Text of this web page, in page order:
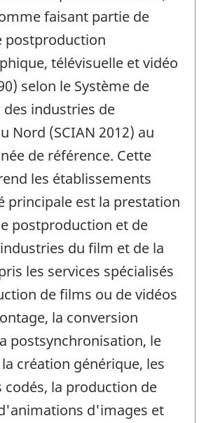
faisant partie de
postproduction
télévisuelle et vidéo
selon le Système de
industries de
Nord (SCIAN 2012) au
de référence. Cette
les établissements
principale est la prestation
postproduction et de
du film et de la
les services spécialisés
de films ou de vidéos
la conversion
postsynchronisation, le
création générique, les
codés, la production de
d'images et